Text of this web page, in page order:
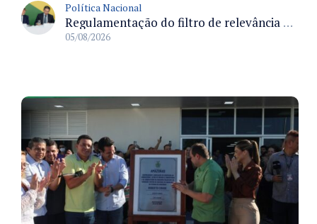
Política Nacional
Regulamentação do filtro de relevância permitirá ao STJ concentrar julgamentos de maior impacto nacional
05/08/2026